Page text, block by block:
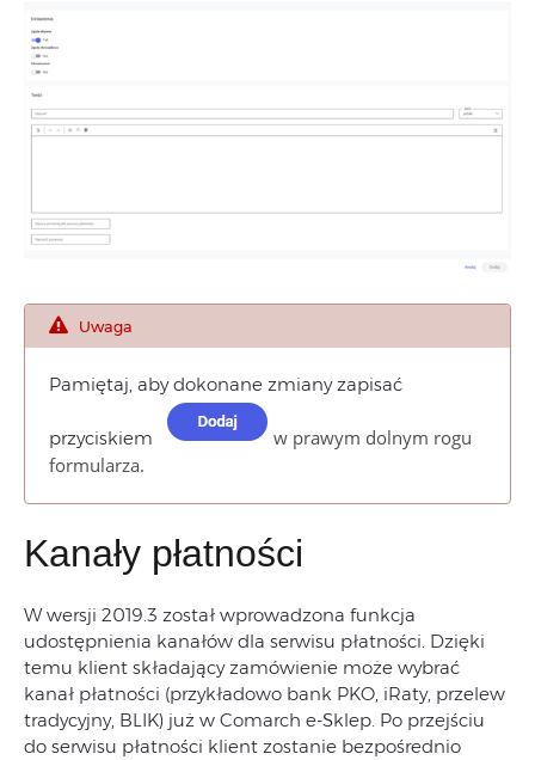
Uwaga
Pamiętaj, aby dokonane zmiany zapisać
przyciskiem
w prawym dolnym rogu
formularza.
Kanały płatności
W wersji 2019.3 został wprowadzona funkcja
udostępnienia kanałów dla serwisu płatności. Dzięki
temu klient składający zamówienie może wybrać
kanał płatności (przykładowo bank PKO, iRaty, przelew
tradycyjny, BLIK) już w Comarch e-Sklep. Po przejściu
do serwisu płatności klient zostanie bezpośrednio